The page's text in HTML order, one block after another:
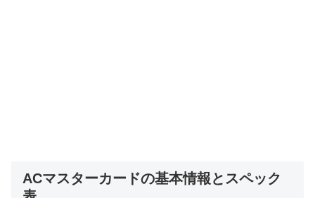
ACマスターカードの基本情報とスペック